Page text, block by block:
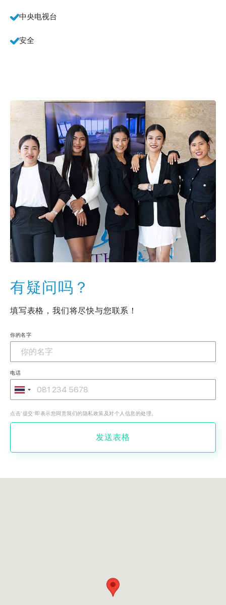
中央电视台
安全
有疑问吗？
填写表格，我们将尽快与您联系！
你的名字
电话
点击‘提交’即表示您同意我们的隐私政策及对个人信息的处理。
发送表格